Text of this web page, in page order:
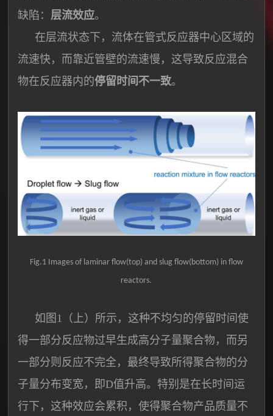
缺陷： 层流效应。
在层流状态下，流体在管式反应器中心区域的
流速快，而靠近管壁的流速慢，这导致反应混合
物在反应器内的停留时间不一致。
Fig.1 Images of laminar flow(top) and slug flow(bottom) in flow
reactors.
如图1（上）所示，这种不均匀的停留时间使
得一部分反应物过早生成高分子量聚合物，而另
一部分则反应不完全，最终导致所得聚合物的分
子量分布变宽，即D值升高。特别是在长时间运
行下，这种效应会累积，使得聚合物产品质量不